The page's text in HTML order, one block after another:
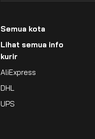
Semua kota
Lihat semua info
kurir
AliExpress
DHL
UPS